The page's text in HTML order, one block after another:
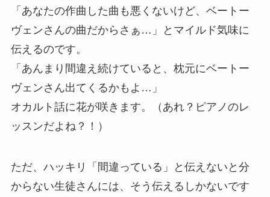
「あなたの作曲した曲も悪くないけど、ベートー
ヴェンさんの曲だからさぁ…」とマイルド気味に
伝えるのです。
「あんまり間違え続けていると、枕元にベートー
ヴェンさん出てくるかもよ…」
オカルト話に花が咲きます。（あれ？ピアノのレ
ッスンだよね？！）
ただ、ハッキリ「間違っている」と伝えないと分
からない生徒さんには、そう伝えるしかないです